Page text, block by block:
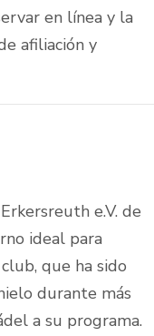
en línea y la
afiliación y
e.V. de
ideal para
que ha sido
durante más
a su programa.